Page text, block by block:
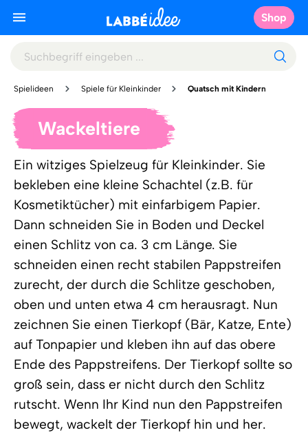
Shop
Spielideen Spiele für Kleinkinder Quatsch mit Kindern
Wackeltiere
Ein witziges Spielzeug für Kleinkinder. Sie
bekleben eine kleine Schachtel (z.B. für
Kosmetiktücher) mit einfarbigem Papier.
Dann schneiden Sie in Boden und Deckel
einen Schlitz von ca. 3 cm Länge. Sie
schneiden einen recht stabilen Pappstreifen
zurecht, der durch die Schlitze geschoben,
oben und unten etwa 4 cm herausragt. Nun
zeichnen Sie einen Tierkopf (Bär, Katze, Ente)
auf Tonpapier und kleben ihn auf das obere
Ende des Pappstreifens. Der Tierkopf sollte so
groß sein, dass er nicht durch den Schlitz
rutscht. Wenn Ihr Kind nun den Pappstreifen
bewegt, wackelt der Tierkopf hin und her.